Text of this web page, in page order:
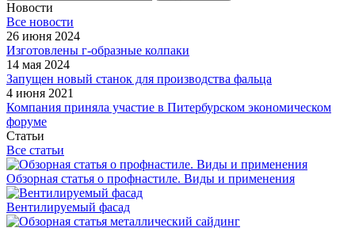
Новости
Все новости
26 июня 2024
Изготовлены г-образные колпаки
14 мая 2024
Запущен новый станок для производства фальца
4 июня 2021
Компания приняла участие в Питербурском экономическом
форуме
Статьи
Все статьи
Обзорная статья о профнастиле. Виды и применения
Вентилируемый фасад